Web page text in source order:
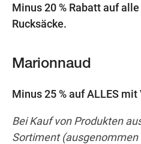
Minus 20 % Rabatt auf
Rucksäcke.
Marionnaud
Minus 25 % auf ALLES
Bei Kauf von Produkten
Sortiment